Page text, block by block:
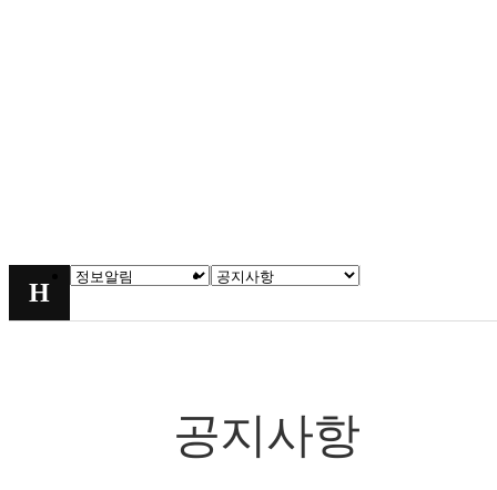
H
공지사항